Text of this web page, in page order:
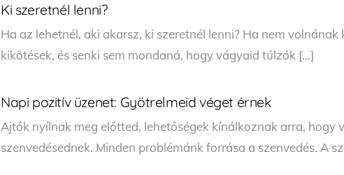
Ki szeretnél lenni?
Ha az lehetnél, aki akarsz, ki szeretnél lenni? Ha nem volnának
kikötések, és senki sem mondaná, hogy vágyaid túlzók […]
Napi pozitív üzenet: Gyötrelmeid véget érnek
Ajtók nyílnak meg előtted, lehetőségek kínálkoznak arra, hogy
szenvedésednek. Minden problémánk forrása a szenvedés. A